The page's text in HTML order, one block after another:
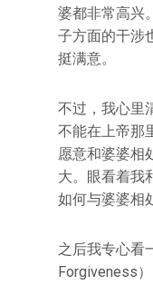
婆都非常高兴
子方面的干涉
挺满意。
不过，我心里
不能在上帝那
愿意和婆婆相
大。眼看着我
如何与婆婆相
之后我专心看
Forgiveness